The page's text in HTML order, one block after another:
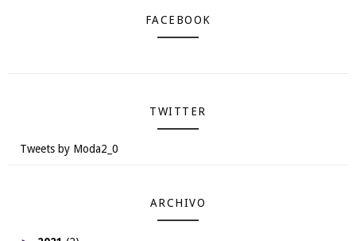
FACEBOOK
TWITTER
Tweets by Moda2_0
ARCHIVO